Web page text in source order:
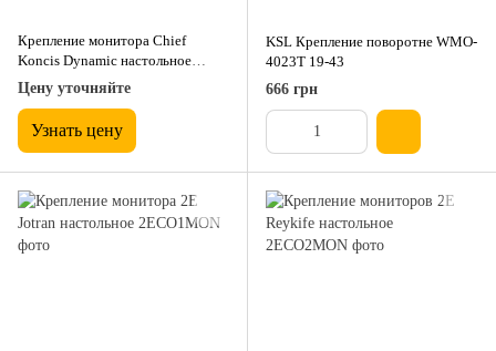
Крепление монитора Chief
Koncis Dynamic настольное
черное
Цену уточняйте
Узнать цену
KSL Крепление поворотне WMO-
4023T 19-43
666 грн